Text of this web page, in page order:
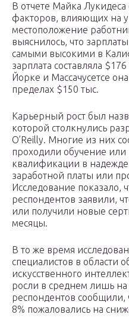
В отчете Майка Лукидеса
факторов, влияющих на
местоположение
выяснилось, что
самыми высокими в
зарплата составляла
Йорке и Массачусетсе
пределах $150 тыс.
Карьерный рост был
которой столкнулись
O’Reilly. Многие из них
проходили обучение
квалификации в
заработной платы или
Исследование показало,
респондентов заявили,
или получили новые
месяцы.
В то же время
специалистов в области
искусственного
росли в среднем лишь на
респондентов сообщили,
8% пожаловались на